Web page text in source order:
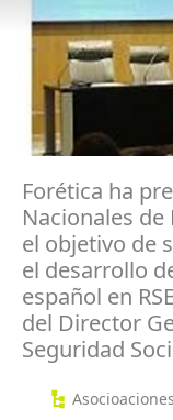
Forética ha
Nacionales
el objetivo de
el desarrollo
español en
del Director
Seguridad
Asocioaciones